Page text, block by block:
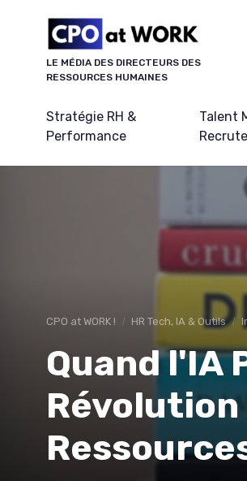
LE MÉDIA DES DIRECTEURS DES
RESSOURCES HUMAINES
Stratégie RH &
Performance
Talent
CPO at WORK ! HR Tech, IA & Outils
Quand l'IA
Révolution